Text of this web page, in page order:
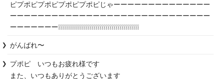
ピプポピプポピプポピプポピじゃーーーーーーーーーーーーーー
ーーーーーーーーーーーーーーーーーーーーーーーーーーーーー
ーーーーーーー❕❕❕❕❕❕❕❕❕❕❕❕❕❕❕❕❕❕❕❕❕❕❕❕❕❕❕❕❕❕❕❕❕❕❕❕❕❕❕❕❕
がんばれ〜
プポピ　いつもお疲れ様です
また、いつもありがとうございます